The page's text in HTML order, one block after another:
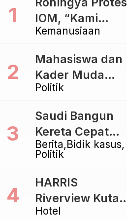
Kemanusiaan
IOM, “Kami
dibiarkan Mati
Politik
Mahasiswa dan
Kader Muda
Ramaikan Forum
Golkar di
Singaraja
Berita Bidik kasus
Politik
Saudi Bangun
Kereta Cepat
Rp112 Triliun,
Proyek Rp116
Triliun yang
Baru Sampai
Hotel
HARRIS
Riverview Kuta
Bali Tawarkan